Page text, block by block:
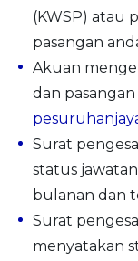
(KWSP) atau
pasangan
Akuan
dan
Surat
status
bulanan dan
Surat
menyatakan